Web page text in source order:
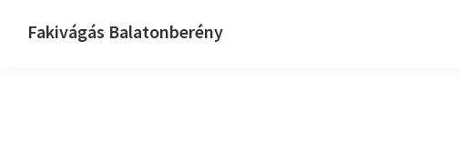
Fakivágás Balatonberény